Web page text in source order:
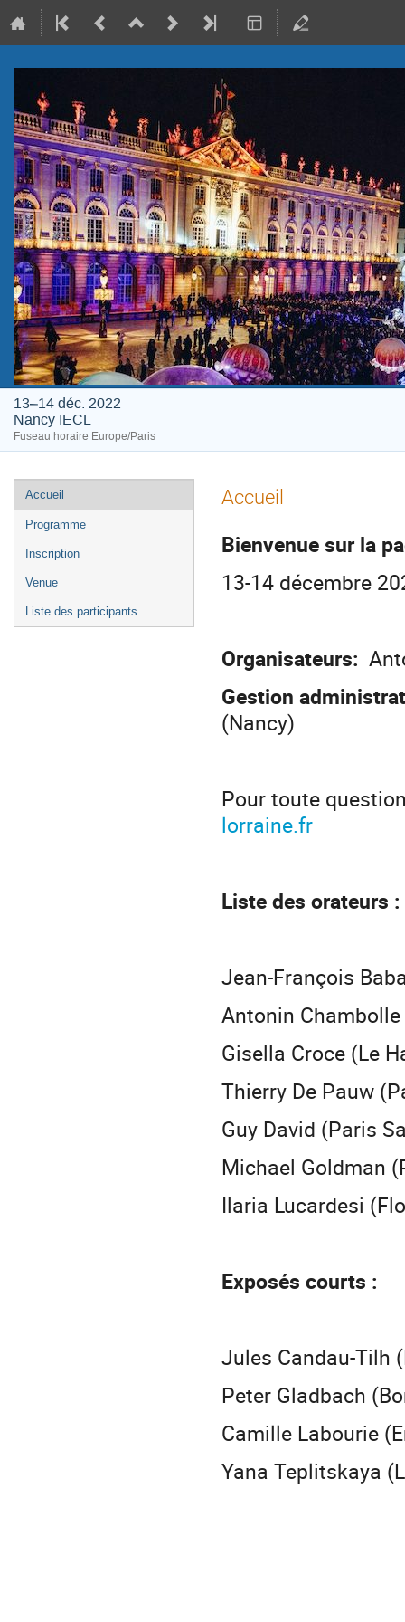
13–14 déc. 2022
Nancy IECL
Fuseau horaire Europe/Paris
Menu
de
l'événement
Accueil
Programme
Inscription
Venue
Liste des participants
Accueil
Bienvenue sur la
13-14 décembre
Organisateurs:
Gestion
(Nancy)
Pour toute
lorraine.fr
Liste des orateurs :
Jean-François
Antonin
Gisella Croce (Le
Thierry De Pauw
Guy David (Paris
Michael Goldman
Ilaria Lucardesi
Exposés courts :
Jules Candau-Tilh
Peter Gladbach
Camille Labourie
Yana Teplitskaya